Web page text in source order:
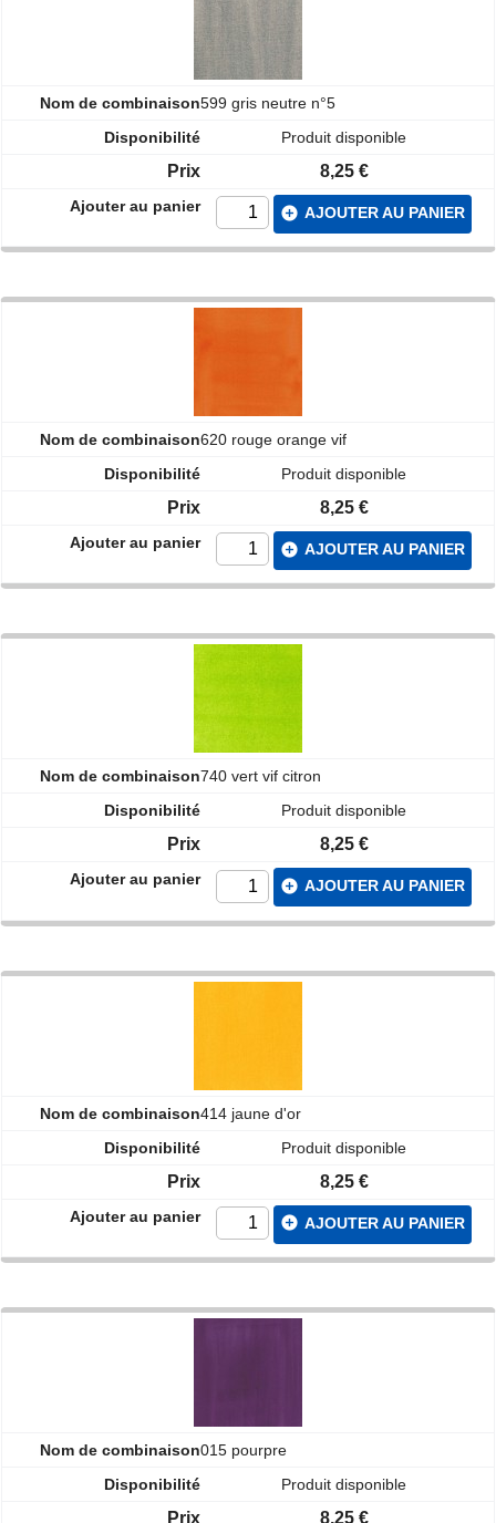
599 gris neutre n°5
Produit disponible
8,25 €
add_circle AJOUTER AU PANIER
620 rouge orange vif
Produit disponible
8,25 €
add_circle AJOUTER AU PANIER
740 vert vif citron
Produit disponible
8,25 €
add_circle AJOUTER AU PANIER
414 jaune d'or
Produit disponible
8,25 €
add_circle AJOUTER AU PANIER
015 pourpre
Produit disponible
8,25 €